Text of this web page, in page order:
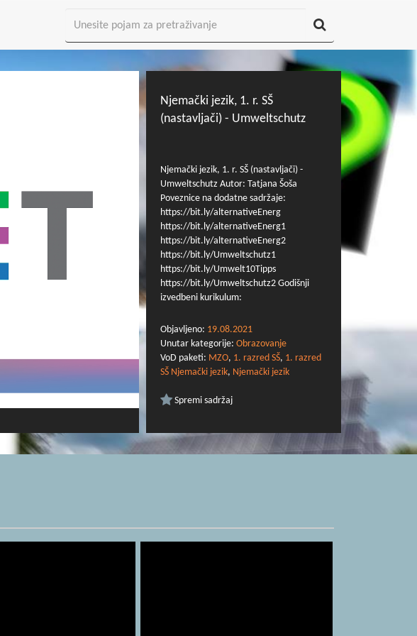
Njemački jezik, 1. r. SŠ
(nastavljači) - Umweltschutz
Njemački jezik, 1. r. SŠ (nastavljači) -
Umweltschutz Autor: Tatjana Šoša
Poveznice na dodatne sadržaje:
https://bit.ly/alternativeEnerg
https://bit.ly/alternativeEnerg1
https://bit.ly/alternativeEnerg2
https://bit.ly/Umweltschutz1
https://bit.ly/Umwelt10Tipps
https://bit.ly/Umweltschutz2 Godišnji
izvedbeni kurikulum:
izvedbeni-kurikulumi-za-nastavnu-godinu-
2020-2021/3929
Objavljeno: 19.08.2021
Unutar kategorije: Obrazovanje
VoD paketi: MZO, 1. razred SŠ, 1. razred
SŠ Njemački jezik, Njemački jezik
Spremi sadržaj